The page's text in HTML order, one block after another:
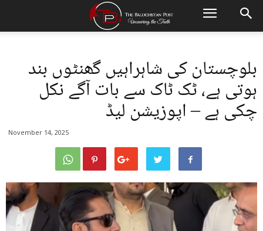
بلوچستان کی شاہراہیں گھنٹوں بند
ہوتی ہے، ٹک ٹاک سے بات آگے نکل
چکی ہے – اپوزیشن لیڈ
November 14, 2025